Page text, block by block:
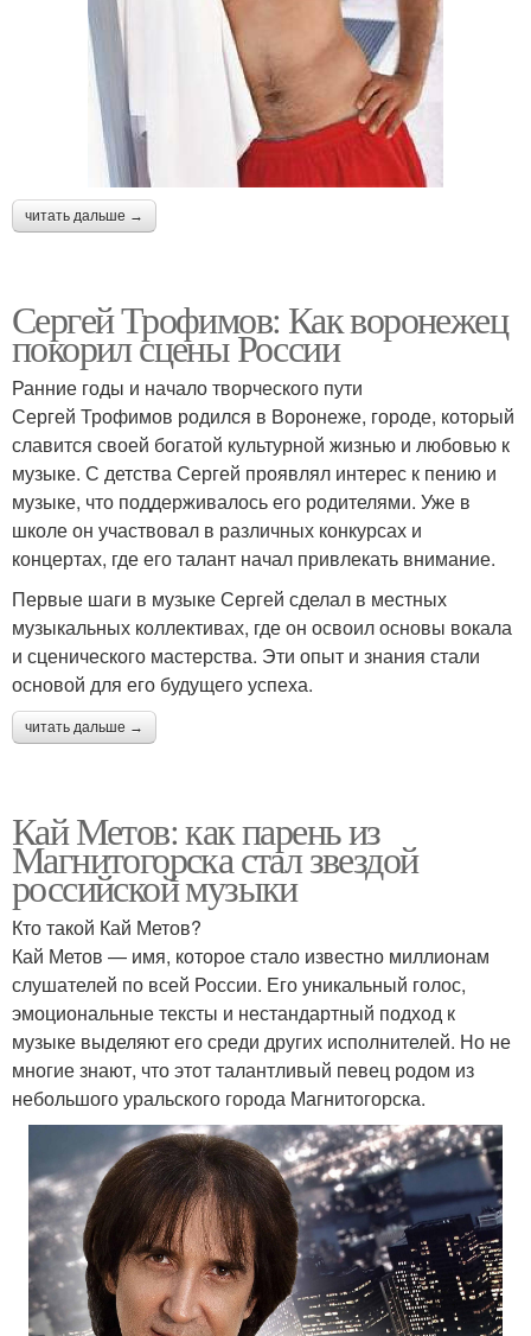
читать дальше →
Сергей Трофимов: Как воронежец
покорил сцены России
Ранние годы и начало творческого пути
Сергей Трофимов родился в Воронеже, городе, который
славится своей богатой культурной жизнью и любовью к
музыке. С детства Сергей проявлял интерес к пению и
музыке, что поддерживалось его родителями. Уже в
школе он участвовал в различных конкурсах и
концертах, где его талант начал привлекать внимание.
Первые шаги в музыке Сергей сделал в местных
музыкальных коллективах, где он освоил основы вокала
и сценического мастерства. Эти опыт и знания стали
основой для его будущего успеха.
читать дальше →
Кай Метов: как парень из
Магнитогорска стал звездой
российской музыки
Кто такой Кай Метов?
Кай Метов — имя, которое стало известно миллионам
слушателей по всей России. Его уникальный голос,
эмоциональные тексты и нестандартный подход к
музыке выделяют его среди других исполнителей. Но не
многие знают, что этот талантливый певец родом из
небольшого уральского города Магнитогорска.